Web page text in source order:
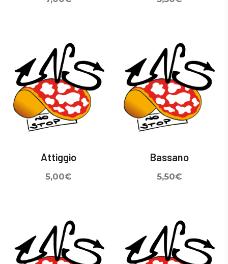
Attiggio
5,00€
Bassano
5,50€